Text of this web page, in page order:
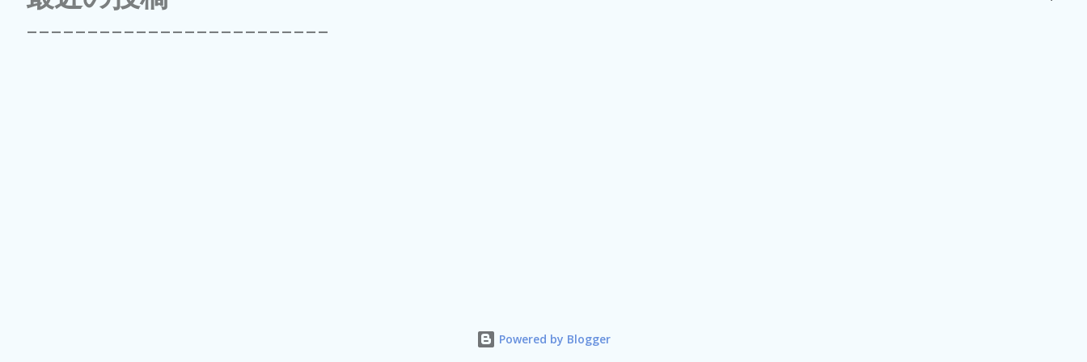
-------------------------
Powered by Blogger